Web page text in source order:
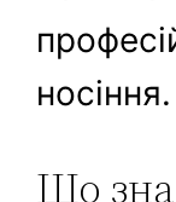
носіння.
Що